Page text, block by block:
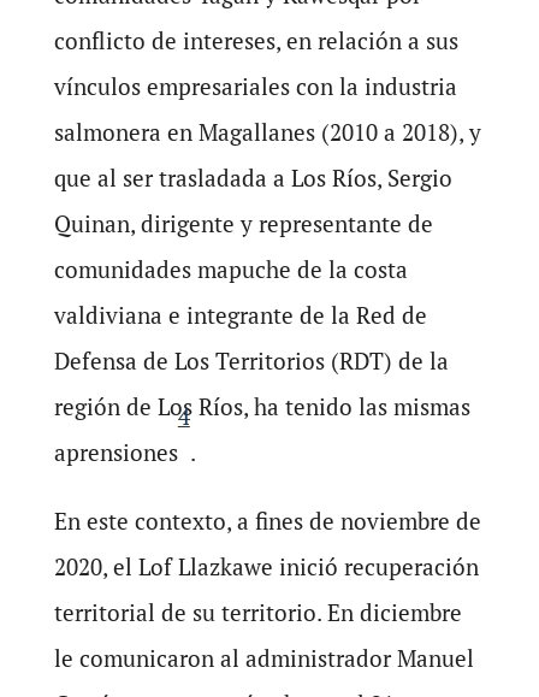
conflicto de intereses, en relación a sus
vínculos empresariales con la industria
salmonera en Magallanes (2010 a 2018), y
que al ser trasladada a Los Ríos, Sergio
Quinan, dirigente y representante de
comunidades mapuche de la costa
valdiviana e integrante de la Red de
Defensa de Los Territorios (RDT) de la
región de Los Ríos, ha tenido las mismas
aprensiones
4
.
En este contexto, a fines de noviembre de
2020, el Lof Llazkawe inició recuperación
territorial de su territorio. En diciembre
le comunicaron al administrador Manuel